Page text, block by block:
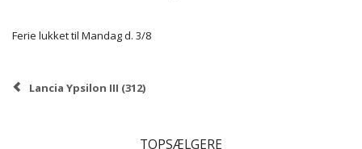
Ferie lukket til Mandag d. 3/8
Lancia Ypsilon III (312)
TOPSÆLGERE